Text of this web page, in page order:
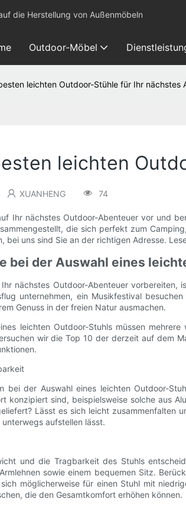
die Herstellung von Außenmöbeln
Outdoor-Möbel
leichten Outdoor-Stühle für Ihr nächstes
leichten
XUANHENG 74
Ihr nächstes Outdoor-Abenteuer vor und
die sich perfekt zum
bei uns sind Sie an der richtigen Adresse.
bei der Auswahl eines
nächstes Outdoor-Abenteuer
unternehmen, ein Musikfestival
Genuss in der freien Natur ausmachen.
leichten Outdoor-Stuhls müssen
wir die Top 10 der derzeit auf dem
bei der Auswahl eines leichten Outdoor-
konzipiert sind, beispielsweise solche aus
Lässt es sich leicht zusammenfalten
aufstellen lässt.
und die Tragbarkeit des Stuhls
sowie einem bequemen Sitz.
sich möglicherweise für einen Stuhl mit
die den Gesamtkomfort erhöhen können.